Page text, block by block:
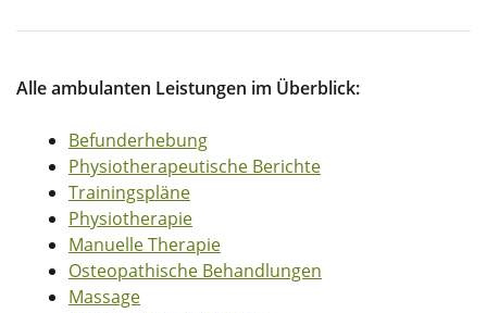
Alle ambulanten Leistungen im Überblick:
Befunderhebung
Physiotherapeutische Berichte
Trainingspläne
Physiotherapie
Manuelle Therapie
Osteopathische Behandlungen
Massage